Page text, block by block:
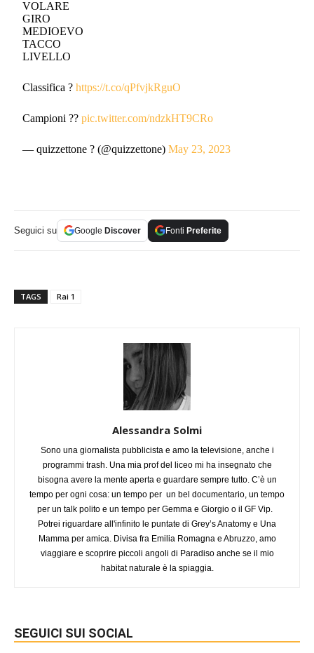
VOLARE
GIRO
MEDIOEVO
TACCO
LIVELLO
Classifica ?https://t.co/qPfvjkRguO
Campioni ??pic.twitter.com/ndzkHT9CRo
— quizzettone ? (@quizzettone)May 23, 2023
Seguici su Google Discover Fonti Preferite
TAGS Rai 1
Alessandra Solmi
Sono una giornalista pubblicista e amo la televisione, anche i
programmi trash. Una mia prof del liceo mi ha insegnato che
bisogna avere la mente aperta e guardare sempre tutto. C’è un
tempo per ogni cosa: un tempo per un bel documentario, un tempo
per un talk polito e un tempo per Gemma e Giorgio o il GF Vip.
Potrei riguardare all'infinito le puntate di Grey’s Anatomy e Una
Mamma per amica. Divisa fra Emilia Romagna e Abruzzo, amo
viaggiare e scoprire piccoli angoli di Paradiso anche se il mio
habitat naturale è la spiaggia.
SEGUICI SUI SOCIAL